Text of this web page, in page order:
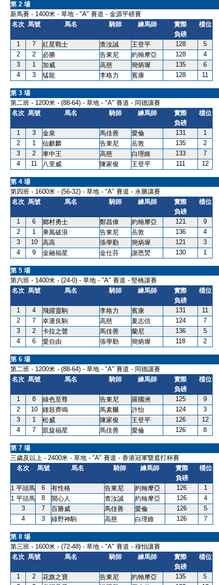
第 2 場
新馬賽 - 1400米 - 草地 - "A" 賽道 - 金源平磅賽
名次 馬號 馬名 騎師 練馬師
實際
負磅
檔位
1 7 紅星戰士 查汝誠 王登平 128
5
2
2 必勝 告東尼 約翰摩亞 128
4
3
1 加威 高慈 簡炳墀 135
6
4
3 猛龍 李格力 賓康 128 11
第 3 場
第二班 - 1200米 - (88-64) - 草地 - "A" 賽道 - 同德讓賽
名次 馬號 馬名 騎師 練馬師
實際
負磅
檔位
1 3 金泉 馬佳善 愛倫 131
1
2
1 仙麒麟 告東尼 岳敦 135
2
3
2 車中王 高慈 白理維 133
7
4
11 八里威 陳家俊 王登平 111 12
第 4 場
第四班 - 1600米 - (56-32) - 草地 - "A" 賽道 - 永勝讓賽
名次 馬號 馬名 騎師 練馬師
實際
負磅
檔位
1 6 鄉村勇士 鄭昌偉 約翰摩亞 121
9
2
1 乘風破浪 告東尼 岳敦 136
4
3
10 高高 張學勤 簡炳墀 121
3
4
9 金融福星 金仕芬 謝恩爕 130 1
第 5 場
第六班 - 1400米 - (24-0) - 草地 - "A" 賽道 - 堅橋讓賽
名次 馬號 馬名 騎師 練馬師
實際
負磅
檔位
1 4 飛躍靈駒 李格力 賓康 131
11
2
7 幸運良駒 高慈 夏志信 124
7
3
2 卡拉之聲 馬佳善 蘭尼 136
5
4
6 愛自由 張學勤 簡炳墀 118 2
第 6 場
第二班 - 1200米 - (88-64) - 草地 - "A" 賽道 - 同德讓賽
名次 馬號 馬名 騎師 練馬師
實際
負磅
檔位
1 8 綠色至尊 告東尼 羅國洲 125
9
2
10 鐘鼓齊鳴 馬素爾 許怡 124
3
3
1 松威 陳家俊 王登平 126
12
4
7 凱旋福星 馬佳善 愛倫 126 8
第 7 場
三歲及以上 - 2400米 - 草地 - "A" 賽道 - 香港冠軍暨遮打杯賽
名次
馬號 馬名 騎師 練馬師
實際
負磅
檔位
1 平頭馬 6 有性格 告東尼 約翰摩亞 126
1
1 平頭馬
8 開心人 查汝誠 約翰摩亞 126
4
3
7 百勝威 馬佳善 愛倫 126
5
4
3 綠野神駒 高慈 白理維 126 7
第 8 場
第三班 - 1600米 - (72-48) - 草地 - "A" 賽道 - 祿怡讓賽
名次 馬號 馬名 騎師 練馬師
實際
負磅
檔位
1 2 花旗之寶 告東尼 約翰摩亞 135
5